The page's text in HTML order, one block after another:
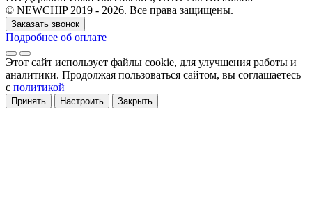
© NEWCHIP 2019 - 2026. Все права защищены.
Заказать звонок
Подробнее об оплате
Этот сайт использует файлы cookie, для улучшения работы и
аналитики. Продолжая пользоваться сайтом, вы соглашаетесь
с политикой
Принять Настроить Закрыть